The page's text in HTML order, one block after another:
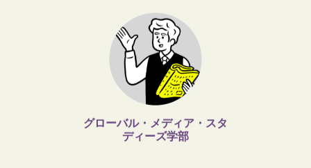
グローバル・メディア・スタ
ディーズ学部